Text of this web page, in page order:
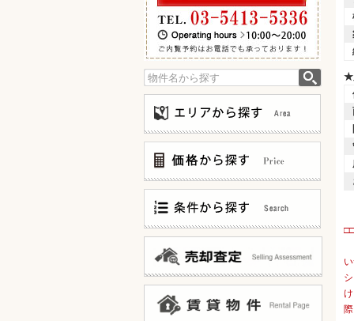
★
検索:
〜3,000万
3,000万〜5,000万
8,000万〜12,000万
12,000万〜
仲介手数料無料
仲介手数料お値引中
20F建て以上 タワーマンション
新築マンション
邸宅風?低層マンション
100世帯以上 大規模マンション